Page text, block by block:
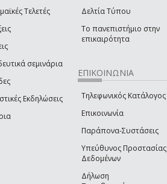
Τελετές
σεμινάρια
Εκδηλώσεις
Δελτία Τύπου
Το πανεπιστήμιο στην
επικαιρότητα
ΕΠΙΚΟΙΝΩΝΙΑ
Τηλεφωνικός Κατάλογος
Επικοινωνία
Παράπονα-Συστάσεις
Υπεύθυνος Προστασίας
Δεδομένων
Δήλωση